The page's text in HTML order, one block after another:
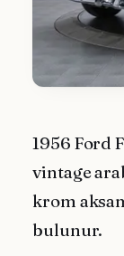
1956 Ford
vintage
krom
bulunur.